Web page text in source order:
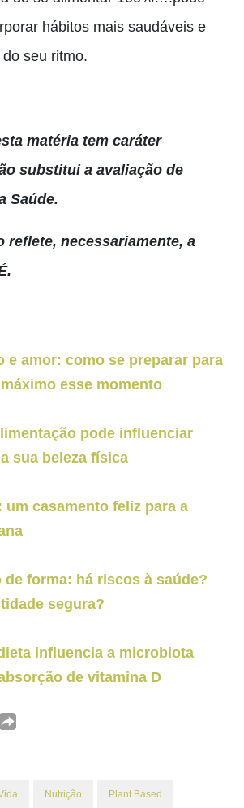
hábitos mais saudáveis e
seu ritmo.
matéria tem caráter
substitui a avaliação de
Saúde.
reflete, necessariamente, a
e amor: como se preparar para
esse momento
pode influenciar
sua beleza física
um casamento feliz para a
forma: há riscos à saúde?
segura?
influencia a microbiota
de vitamina D
Nutrição Plant Based